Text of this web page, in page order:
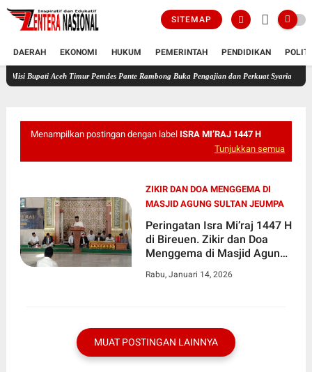
SITEMAP
DAERAH EKONOMI HUKUM PEMERINTAH PENDIDIKAN
Aceh Timur Pemdes Pante Rambong Buka Pengajian dan Perkuat Syariat Islam HUT
Menampilkan postingan dengan label ISRA MI’RAJ 1447 H
Tunjukkan semua
ZIKIR DAN DOA MENGGEMA DI
MASJID AGUNG SULTAN JEUMPA
Peringatan Isra Mi’raj 1447 H
di Bireuen. Zikir dan Doa
Menggema di Masjid Agung
Rabu, Januari 14, 2026
MUAT POSTINGAN LAINNYA